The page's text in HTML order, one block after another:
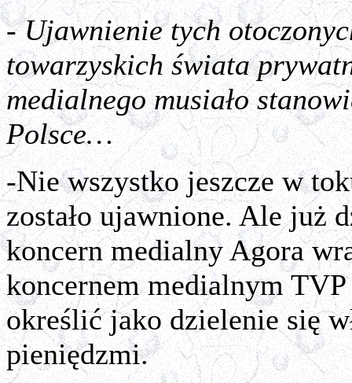
- Ujawnienie tych
towarzyskich świata
medialnego musiało
Polsce…
-Nie wszystko jeszcze w
zostało ujawnione. Ale już
koncern medialny Agora
koncernem medialnym
określić jako dzielenie się
pieniędzmi.